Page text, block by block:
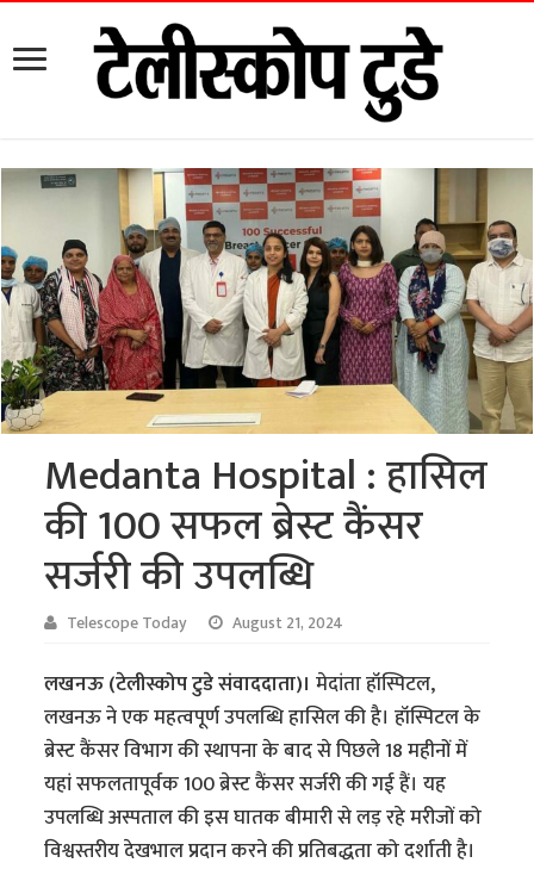
Medanta Hospital : हासिल
की 100 सफल ब्रेस्ट कैंसर
सर्जरी की उपलब्धि
Telescope Today August 21, 2024
लखनऊ (टेलीस्कोप टुडे संवाददाता)।मेदांता हॉस्पिटल,
लखनऊ ने एक महत्वपूर्ण उपलब्धि हासिल की है। हॉस्पिटल के
ब्रेस्ट कैंसर विभाग की स्थापना के बाद से पिछले 18 महीनों में
यहां सफलतापूर्वक 100 ब्रेस्ट कैंसर सर्जरी की गई हैं। यह
उपलब्धि अस्पताल की इस घातक बीमारी से लड़ रहे मरीजों को
विश्वस्तरीय देखभाल प्रदान करने की प्रतिबद्धता को दर्शाती है।